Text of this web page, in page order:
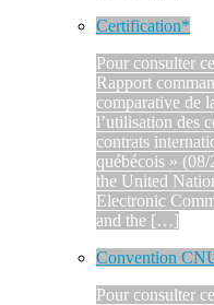
Certification*
Pour consulter
Rapport
comparative de
l’utilisation des
contrats
québécois »
the United
Electronic
and the […]
Convention
Pour consulter